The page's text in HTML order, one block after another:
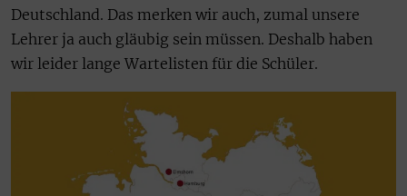
Deutschland. Das merken wir auch, zumal unsere
Lehrer ja auch gläubig sein müssen. Deshalb haben
wir leider lange Wartelisten für die Schüler.